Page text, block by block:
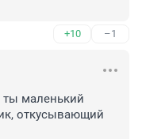
+10 –1
ты маленький
откусывающий